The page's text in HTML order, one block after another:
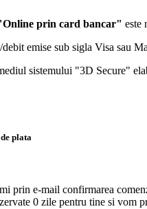
prin card bancar" este
emise sub sigla Visa sau
sistemului "3D Secure"
plata
prin e-mail confirmarea
0 zile pentru tine si vom